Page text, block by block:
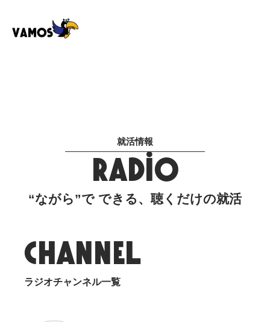
就活情報
RADIO
“ながら”で できる、聴くだけの就活
CHANNEL
ラジオチャンネル一覧